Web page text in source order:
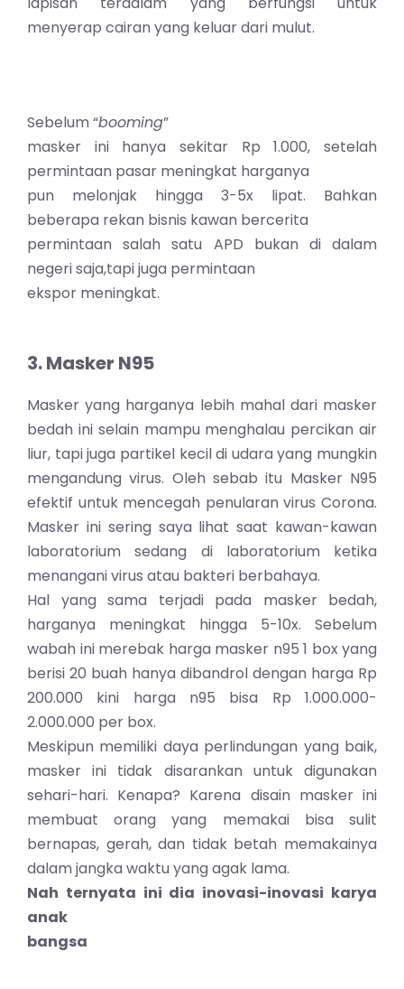
menyerap cairan yang keluar dari mulut.
Sebelum “booming”
masker ini hanya sekitar Rp 1.000, setelah
permintaan pasar meningkat harganya
pun melonjak hingga 3-5x lipat. Bahkan
beberapa rekan bisnis kawan bercerita
permintaan salah satu APD bukan di dalam
negeri saja,tapi juga permintaan
ekspor meningkat.
3. Masker N95
Masker yang harganya lebih mahal dari masker
bedah ini selain mampu menghalau percikan air
liur, tapi juga partikel kecil di udara yang mungkin
mengandung virus. Oleh sebab itu Masker N95
efektif untuk mencegah penularan virus Corona.
Masker ini sering saya lihat saat kawan-kawan
laboratorium sedang di laboratorium ketika
menangani virus atau bakteri berbahaya.
Hal yang sama terjadi pada masker bedah,
harganya meningkat hingga 5-10x. Sebelum
wabah ini merebak harga masker n95 1 box yang
berisi 20 buah hanya dibandrol dengan harga Rp
200.000 kini harga n95 bisa Rp 1.000.000-
2.000.000 per box.
Meskipun memiliki daya perlindungan yang baik,
masker ini tidak disarankan untuk digunakan
sehari-hari. Kenapa? Karena disain masker ini
membuat orang yang memakai bisa sulit
bernapas, gerah, dan tidak betah memakainya
dalam jangka waktu yang agak lama.
Nah ternyata ini dia inovasi-inovasi karya
anak
bangsa